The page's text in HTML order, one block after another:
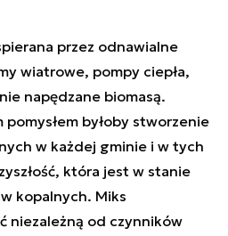
przez odnawialne
wiatrowe, pompy ciepła,
napędzane biomasą.
byłoby stworzenie
w każdej gminie i w tych
która jest w stanie
kopalnych. Miks
niezależną od czynników